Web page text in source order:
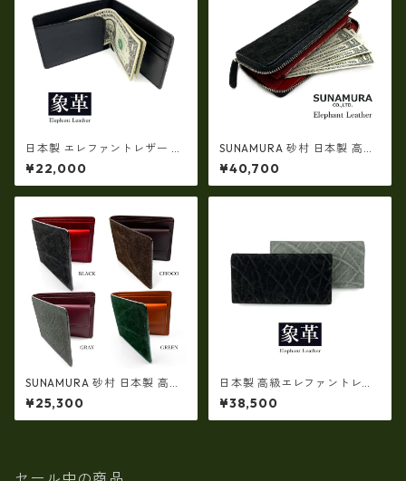
日本製 エレファントレザー ×
姫路レザー スリム マネークリ
ップ 札ばさみ 本革 リアルレザ
ー(5176)
¥22,000
SUNAMURA 砂村 日本製 高級
エレファントレザー ラウンド
ファスナー長財布 本革 象革(ly
1102)
¥40,700
SUNAMURA 砂村 日本製 高級
エレファントレザー 二つ折り
財布（小銭入れ付き） ly-1103
¥25,300
日本製 高級エレファントレザ
ー × 姫路レザー ロングウォレ
ット長財布 本革 リアルレザー
(5170ur)
¥38,500